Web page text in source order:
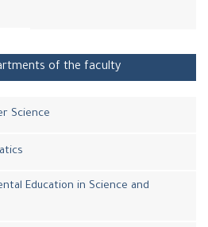
of the faculty
Science
Education in Science and